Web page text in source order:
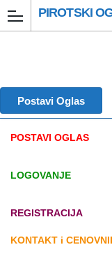
PIROTSKI
Postavi Oglas
POSTAVI OGLAS
LOGOVANJE
REGISTRACIJA
KONTAKT i